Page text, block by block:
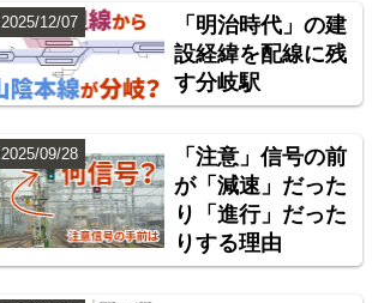
「明治時代」の建
設経緯を配線に残
す分岐駅
2025/12/07
「注意」信号の前
が「減速」だった
り「進行」だった
りする理由
2025/09/28